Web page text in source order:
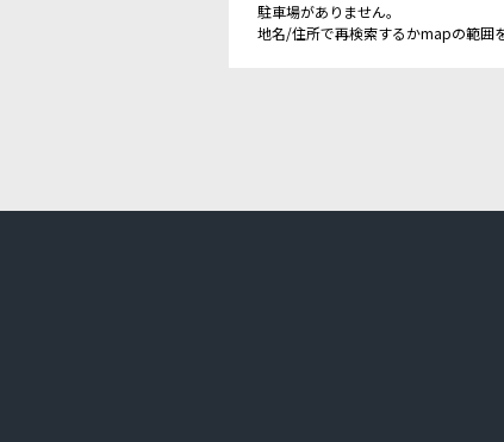
駐車場がありません。
地名/住所で再検索するかmapの範囲